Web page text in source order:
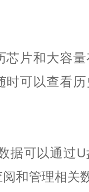
芯片和大容
时可以查看
可以通过U
和管理相关